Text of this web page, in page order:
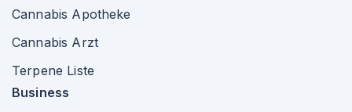
Cannabis Apotheke
Cannabis Arzt
Terpene Liste
Business